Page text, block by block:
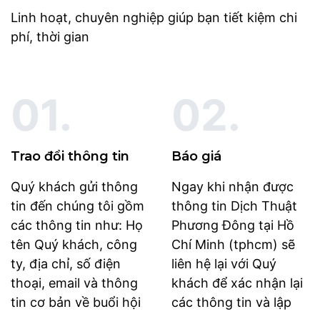
Linh hoạt, chuyên nghiệp giúp bạn tiết kiệm chi
phí, thời gian
01.
Trao đổi thông tin
Quý khách gửi thông
tin đến chúng tôi gồm
các thông tin như: Họ
tên Quý khách, công
ty, địa chỉ, số điện
thoại, email và thông
tin cơ bản về buổi hội
02.
Báo giá
Ngay khi nhận được
thông tin Dịch Thuật
Phương Đông tại Hồ
Chí Minh (tphcm) sẽ
liên hệ lại với Quý
khách để xác nhận lại
các thông tin và lập